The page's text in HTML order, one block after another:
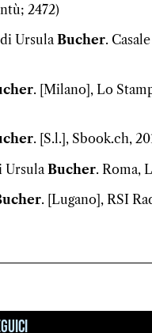
2472)
UrsulaBucher.
. [Milano], Lo
. [S.l.], Sbook.ch,
Ursula Bucher. Roma,
. [Lugano], RSI